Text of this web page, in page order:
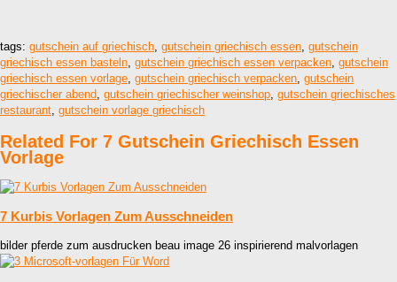
tags: gutschein auf griechisch, gutschein griechisch essen, gutschein
griechisch essen basteln, gutschein griechisch essen verpacken, gutschein
griechisch essen vorlage, gutschein griechisch verpacken, gutschein
griechischer abend, gutschein griechischer weinshop, gutschein griechisches
restaurant, gutschein vorlage griechisch
Related For 7 Gutschein Griechisch Essen
Vorlage
7 Kurbis Vorlagen Zum Ausschneiden
bilder pferde zum ausdrucken beau image 26 inspirierend malvorlagen